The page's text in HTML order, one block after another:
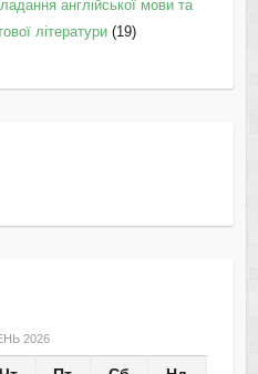
англійської мови та
літератури(19)
2026